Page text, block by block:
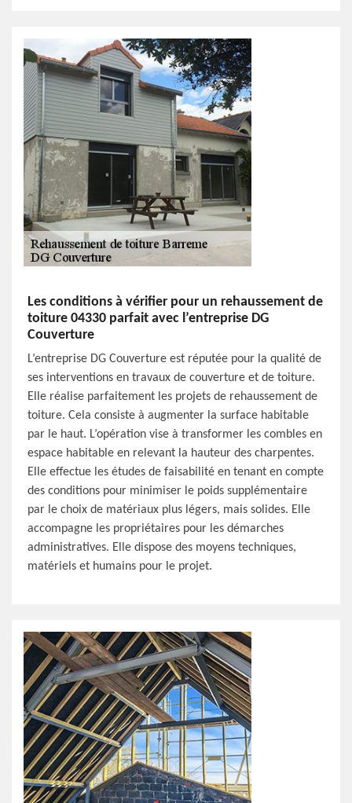
Les conditions à vérifier pour un rehaussement de
toiture 04330 parfait avec l’entreprise DG
Couverture
L’entreprise DG Couverture est réputée pour la qualité de
ses interventions en travaux de couverture et de toiture.
Elle réalise parfaitement les projets de rehaussement de
toiture. Cela consiste à augmenter la surface habitable
par le haut. L’opération vise à transformer les combles en
espace habitable en relevant la hauteur des charpentes.
Elle effectue les études de faisabilité en tenant en compte
des conditions pour minimiser le poids supplémentaire
par le choix de matériaux plus légers, mais solides. Elle
accompagne les propriétaires pour les démarches
administratives. Elle dispose des moyens techniques,
matériels et humains pour le projet.